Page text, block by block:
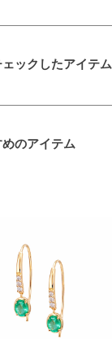
ックしたアイテム
のアイテム